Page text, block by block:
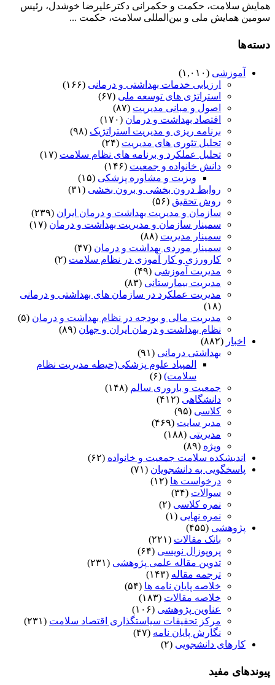
همایش سلامت، حکمت و حکمرانی دکترعلیرضا خوشدل، رئیس
سومین همایش ملی و بین‌المللی سلامت، حکمت ...
دسته‌ها
آموزشی (۱,۰۱۰)
ارزیابی خدمات بهداشتی و درمانی (۱۶۶)
استراتژی های توسعه ملی (۶۷)
اصول و مبانی مدیریت (۸۷)
اقتصاد بهداشت و درمان (۱۷۰)
برنامه ریزی و مدیریت استراتژیک (۹۸)
تحلیل تئوری های مدیریت (۲۴)
تحلیل عملکرد و برنامه های نظام سلامت (۱۷)
دانش خانواده و جمعیت (۱۴۶)
ویزیت و مشاوره پزشکی (۱۵)
روابط درون بخشی و برون بخشی (۳۱)
روش تحقیق (۵۶)
سازمان و مدیریت بهداشت و درمان ایران (۲۳۹)
سمینار سازمان و مدیریت بهداشت و درمان (۱۷)
سمینار مدیریت (۸۸)
سمینار موردی بهداشت و درمان (۴۷)
کارورزی و کار آموزی در نظام سلامت (۲)
مدیریت آموزشی (۴۹)
مدیریت بیمارستانی (۸۳)
مدیریت عملکرد در سازمان های بهداشتی و درمانی
(۱۸)
مدیریت مالی و بودجه در نظام بهداشت و درمان (۵)
نظام بهداشت و درمان ایران و جهان (۸۹)
اخبار (۸۸۲)
بهداشتی درمانی (۹۱)
المپیاد علوم پزشکی(حیطه مدیریت نظام
سلامت) (۶)
جمعیت و باروری سالم (۱۴۸)
دانشگاهی (۴۱۲)
کلاسی (۹۵)
مدیر سایت (۴۶۹)
مدیریتی (۱۸۸)
ویژه (۸۹)
اندیشکده سلامت جمعیت و خانواده (۶۲)
پاسخگویی به دانشجویان (۷۱)
درخواست ها (۱۲)
سوالات (۳۴)
نمره کلاسی (۲)
نمره نهایی (۱)
پژوهشی (۴۵۵)
بانک مقالات (۲۲۱)
پروپوزال نویسی (۶۴)
تدوین مقاله علمی پژوهشی (۲۳۱)
ترجمه مقاله (۱۴۳)
خلاصه پایان نامه ها (۵۴)
خلاصه مقالات (۱۸۳)
عناوین پژوهشی (۱۰۶)
مرکز تحقیقات سیاستگذاری اقتصاد سلامت (۲۳۱)
نگارش پایان نامه (۴۷)
کارهای دانشجویی (۲)
پیوندهای مفید